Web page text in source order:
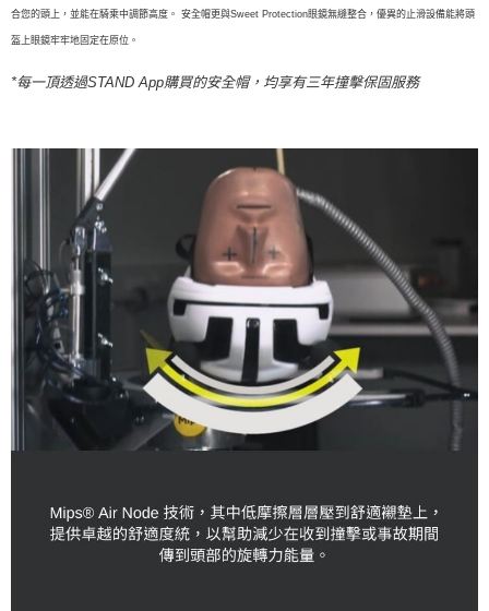
合您的頭上，並能在騎乘中調節高度。 安全帽更與Sweet Protection眼鏡無縫整合，優異的止滑設備能將頭
盔上眼鏡牢牢地固定在原位。
*每一頂透過STAND App購買的安全帽，均享有三年撞擊保固服務